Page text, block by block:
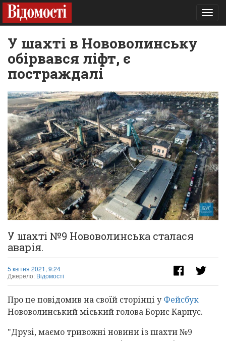
У шахті в Нововолинську
обірвався ліфт, є
постраждалі
У шахті №9 Нововолинська сталася
аварія.
5 квітня 2021, 9:24
Джерело: Відомості
Про це повідомив на своїй сторінці у Фейсбук
Нововолинський міський голова Борис Карпус.
"Друзі, маємо тривожні новини із шахти №9